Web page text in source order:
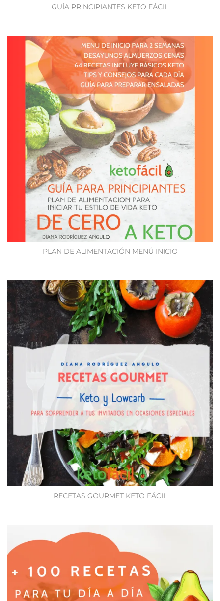
GUÍA PRINCIPIANTES KETO FÁCIL
PLAN DE ALIMENTACIÓN MENÚ INICIO
RECETAS GOURMET KETO FÁCIL